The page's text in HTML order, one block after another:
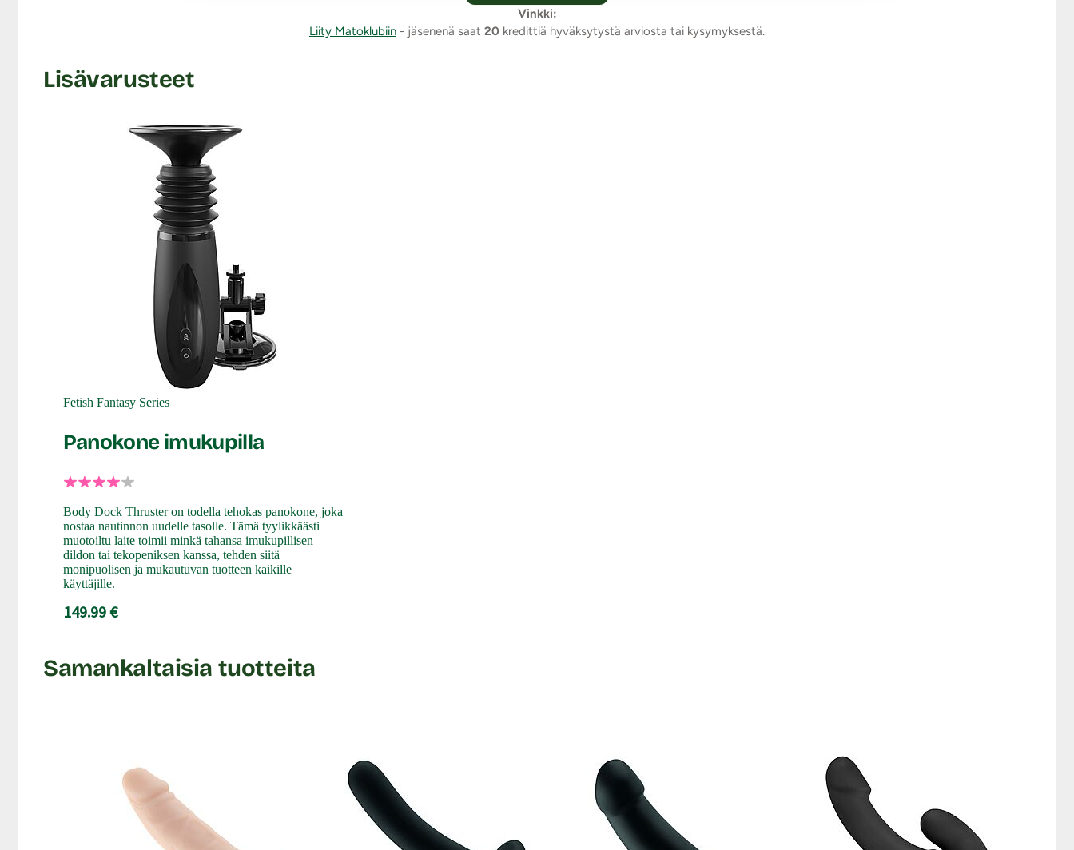
Vinkki:
Liity Matoklubiin - jäsenenä saat 20 kredittiä hyväksytystä arviosta tai kysymyksestä.
Lisävarusteet
Fetish Fantasy Series
Panokone imukupilla
Body Dock Thruster on todella tehokas panokone, joka
nostaa nautinnon uudelle tasolle. Tämä tyylikkäästi
muotoiltu laite toimii minkä tahansa imukupillisen
dildon tai tekopeniksen kanssa, tehden siitä
monipuolisen ja mukautuvan tuotteen kaikille
käyttäjille.
149.99 €
Samankaltaisia tuotteita